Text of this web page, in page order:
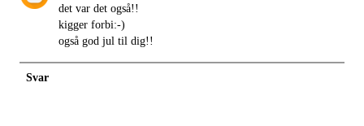
det var det også!!
kigger forbi:-)
også god jul til dig!!
Svar